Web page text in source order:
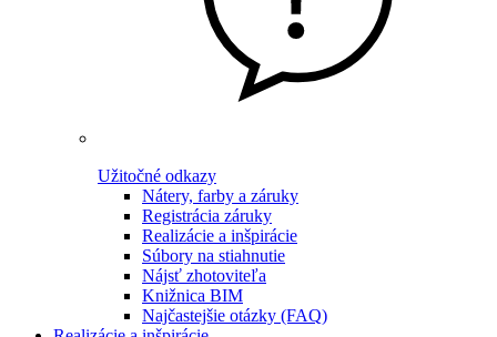
Užitočné odkazy
Nátery, farby a záruky
Registrácia záruky
Realizácie a inšpirácie
Súbory na stiahnutie
Nájsť zhotoviteľa
Knižnica BIM
Najčastejšie otázky (FAQ)